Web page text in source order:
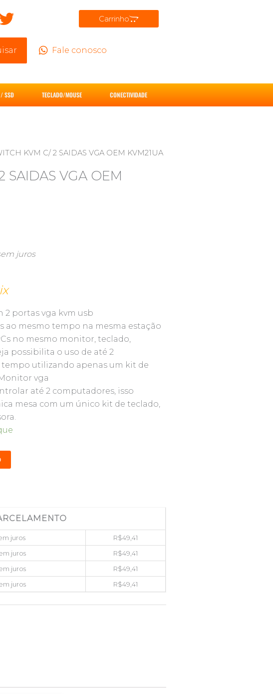
Carrinho
Fale conosco
SSD TECLADO/MOUSE CONECTIVIDADE
KVM C/ 2 SAIDAS VGA OEM KVM21UA
SAIDAS VGA OEM
juros
2 portas vga kvm usb
ao mesmo tempo na mesma estação
no mesmo monitor, teclado,
possibilita o uso de até 2
utilizando apenas um kit de
vga
até 2 computadores, isso
mesa com um único kit de teclado,
juros R$49,41
juros R$49,41
juros R$49,41
juros R$49,41